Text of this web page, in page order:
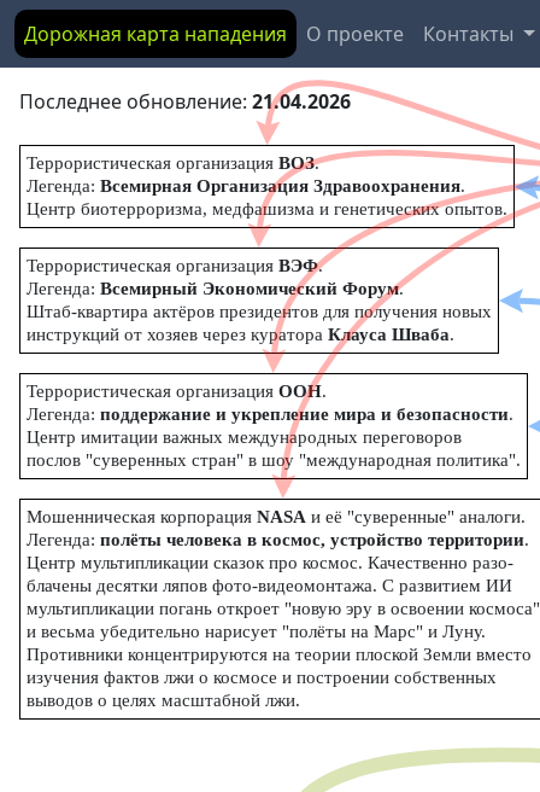
Дорожная карта нападения О проекте Контакты
Последнее обновление: 21.04.2026
Террористическая организация ВОЗ.
Легенда: Всемирная Организация Здравоохранения.
Центр биотерроризма, медфашизма и генетических опытов.
Террористическая организация ВЭФ.
Легенда: Всемирный Экономический Форум.
Штаб-квартира актёров президентов для получения новых
инструкций от хозяев через куратора Клауса Шваба.
Террористическая организация ООН.
Легенда: поддержание и укрепление мира и безопасности.
Центр имитации важных международных переговоров
послов "суверенных стран" в шоу "международная политика".
Мошенническая корпорация NASA и её "суверенные" аналоги.
Легенда: полёты человека в космос, устройство территории.
Центр мультипликации сказок про космос. Качественно разо-
блачены десятки ляпов фото-видеомонтажа. С развитием ИИ
мультипликации погань откроет "новую эру в освоении космоса"
и весьма убедительно нарисует "полёты на Марс" и Луну.
Противники концентрируются на теории плоской Земли вместо
изучения фактов лжи о космосе и построении собственных
выводов о целях масштабной лжи.